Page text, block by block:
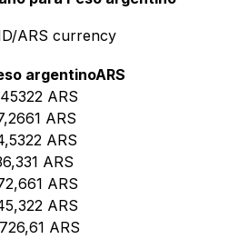
ARS currency
argentinoARS
ARS
ARS
ARS
ARS
ARS
ARS
ARS